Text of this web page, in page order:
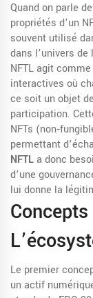
Quand on parle de
propriétés d’un
souvent utilisé
dans l’univers
NFTL agit
interactives où
ce soit un objet
participation.
NFTs
permettant
NFTLa donc
d’une
lui donne la
Le premier
un actif